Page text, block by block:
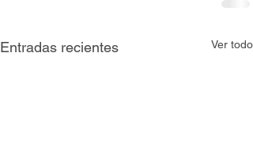
Entradas recientes Ver todo